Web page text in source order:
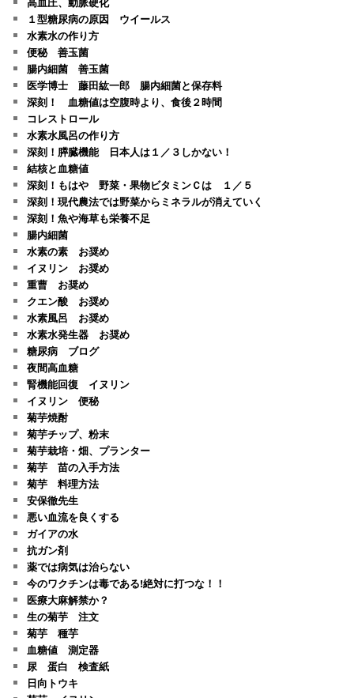
１型糖尿病の原因 ウイールス
水素水の作り方
便秘 善玉菌
腸内細菌 善玉菌
医学博士 藤田紘一郎 腸内細菌と保存料
深刻！ 血糖値は空腹時より、食後２時間
コレストロール
水素水風呂の作り方
深刻！膵臓機能 日本人は１／３しかない！
結核と血糖値
深刻！もはや 野菜・果物ビタミンＣは １／５
深刻！現代農法では野菜からミネラルが消えていく
深刻！魚や海草も栄養不足
腸内細菌
水素の素 お奨め
イヌリン お奨め
重曹 お奨め
クエン酸 お奨め
水素風呂 お奨め
水素水発生器 お奨め
糖尿病 ブログ
夜間高血糖
腎機能回復 イヌリン
イヌリン 便秘
菊芋焼酎
菊芋チップ、粉末
菊芋栽培・畑、プランター
菊芋 苗の入手方法
菊芋 料理方法
安保徹先生
悪い血流を良くする
ガイアの水
抗ガン剤
薬では病気は治らない
今のワクチンは毒である!絶対に打つな！！
医療大麻解禁か？
生の菊芋 注文
菊芋 種芋
血糖値 測定器
尿 蛋白 検査紙
日向トウキ